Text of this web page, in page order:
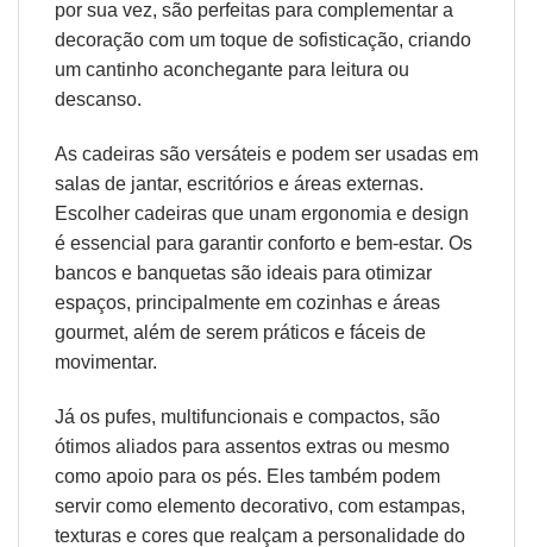
por sua vez, são perfeitas para complementar a
decoração com um toque de sofisticação, criando
um cantinho aconchegante para leitura ou
descanso.
As cadeiras são versáteis e podem ser usadas em
salas de jantar, escritórios e áreas externas.
Escolher cadeiras que unam ergonomia e design
é essencial para garantir conforto e bem-estar. Os
bancos e banquetas são ideais para otimizar
espaços, principalmente em cozinhas e áreas
gourmet, além de serem práticos e fáceis de
movimentar.
Já os pufes, multifuncionais e compactos, são
ótimos aliados para assentos extras ou mesmo
como apoio para os pés. Eles também podem
servir como elemento decorativo, com estampas,
texturas e cores que realçam a personalidade do